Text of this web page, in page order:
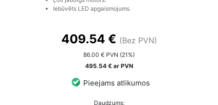
Iebūvēts LED apgaismojums.
409.54 € (Bez PVN)
86.00 € PVN (21%)
495.54 € ar PVN
Pieejams atlikumos
Daudzums: